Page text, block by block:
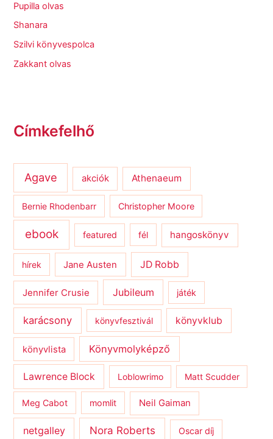
Pupilla olvas
Shanara
Szilvi könyvespolca
Zakkant olvas
Címkefelhő
Agave akciók Athenaeum
Bernie Rhodenbarr Christopher Moore
ebook featured fél hangoskönyv
hírek Jane Austen JD Robb
Jennifer Crusie Jubileum játék
karácsony könyvfesztivál könyvklub
könyvlista Könyvmolyképző
Lawrence Block Loblowrimo Matt Scudder
Meg Cabot momlit Neil Gaiman
netgalley Nora Roberts Oscar díj